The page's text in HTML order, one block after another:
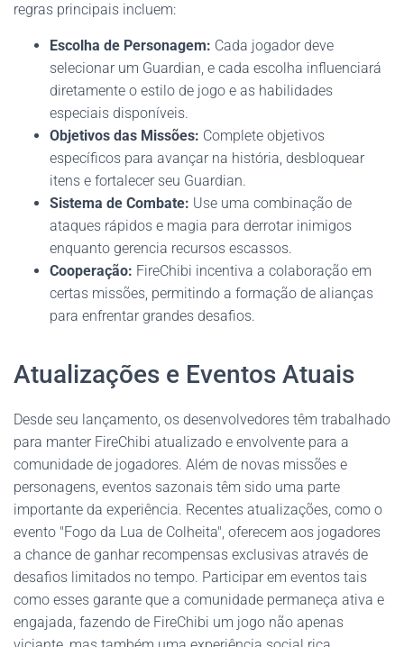
regras principais incluem:
Escolha de Personagem: Cada jogador deve
selecionar um Guardian, e cada escolha influenciará
diretamente o estilo de jogo e as habilidades
especiais disponíveis.
Objetivos das Missões: Complete objetivos
específicos para avançar na história, desbloquear
itens e fortalecer seu Guardian.
Sistema de Combate: Use uma combinação de
ataques rápidos e magia para derrotar inimigos
enquanto gerencia recursos escassos.
Cooperação: FireChibi incentiva a colaboração em
certas missões, permitindo a formação de alianças
para enfrentar grandes desafios.
Atualizações e Eventos Atuais
Desde seu lançamento, os desenvolvedores têm trabalhado
para manter FireChibi atualizado e envolvente para a
comunidade de jogadores. Além de novas missões e
personagens, eventos sazonais têm sido uma parte
importante da experiência. Recentes atualizações, como o
evento "Fogo da Lua de Colheita", oferecem aos jogadores
a chance de ganhar recompensas exclusivas através de
desafios limitados no tempo. Participar em eventos tais
como esses garante que a comunidade permaneça ativa e
engajada, fazendo de FireChibi um jogo não apenas